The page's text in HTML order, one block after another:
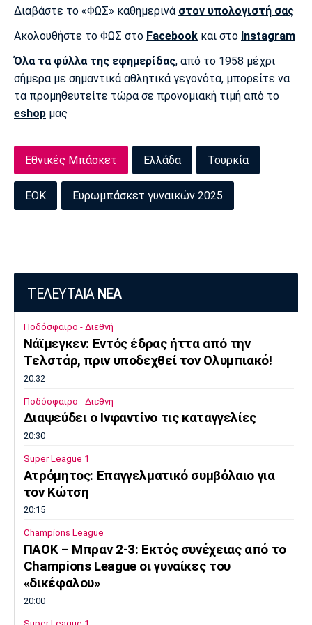
Διαβάστε το «ΦΩΣ» καθημερινά στον υπολογιστή σας
Ακολουθήστε το ΦΩΣ στο Facebook και στο Instagram
Όλα τα φύλλα της εφημερίδας, από το 1958 μέχρι
σήμερα με σημαντικά αθλητικά γεγονότα, μπορείτε να
τα προμηθευτείτε τώρα σε προνομιακή τιμή από το
eshop μας
Εθνικές Μπάσκετ Ελλάδα Τουρκία
ΕΟΚ Ευρωμπάσκετ γυναικών 2025
ΤΕΛΕΥΤΑΙΑ ΝΕΑ
Ποδόσφαιρο - Διεθνή
Νάϊμεγκεν: Εντός έδρας ήττα από την
Tελστάρ, πριν υποδεχθεί τον Ολυμπιακό!
20:32
Ποδόσφαιρο - Διεθνή
Διαψεύδει ο Ινφαντίνο τις καταγγελίες
20:30
Super League 1
Ατρόμητος: Επαγγελματικό συμβόλαιο για
τον Κώτση
20:15
Champions League
ΠΑΟΚ – Μπραν 2-3: Εκτός συνέχειας από το
Champions League οι γυναίκες του
«δικέφαλου»
20:00